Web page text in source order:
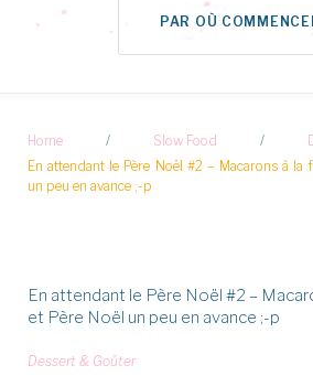
PAR OÙ
Home / Slow Food /
En attendant le Père Noël #2 – Macarons à la
un peu en avance ;-p
En attendant le Père Noël #2 –
et Père Noël un peu en avance ;-p
Dessert & Goûter